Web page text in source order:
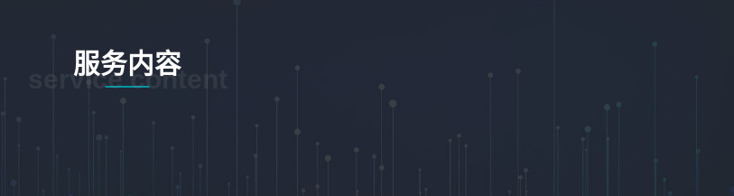
服务内容
service content